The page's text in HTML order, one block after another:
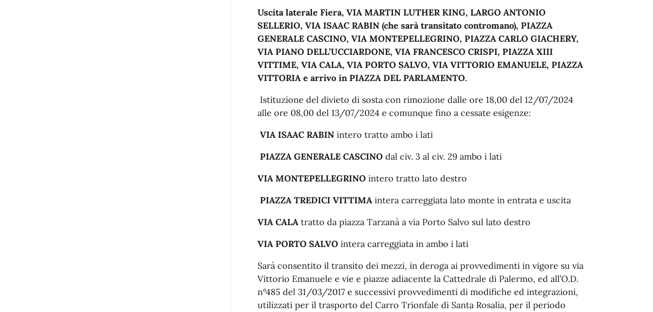
Uscita laterale Fiera, VIA MARTIN LUTHER KING, LARGO ANTONIO
SELLERIO, VIA ISAAC RABIN (che sarà transitato contromano), PIAZZA
GENERALE CASCINO, VIA MONTEPELLEGRINO, PIAZZA CARLO GIACHERY,
VIA PIANO DELL’UCCIARDONE, VIA FRANCESCO CRISPI, PIAZZA XIII
VITTIME, VIA CALA, VIA PORTO SALVO, VIA VITTORIO EMANUELE, PIAZZA
VITTORIA e arrivo in PIAZZA DEL PARLAMENTO.
Istituzione del divieto di sosta con rimozione dalle ore 18,00 del 12/07/2024
alle ore 08,00 del 13/07/2024 e comunque fino a cessate esigenze:
VIA ISAAC RABINintero tratto ambo i lati
PIAZZA GENERALE CASCINOdal civ. 3 al civ. 29 ambo i lati
VIA MONTEPELLEGRINOintero tratto lato destro
PIAZZA TREDICI VITTIMAintera carreggiata lato monte in entrata e uscita
VIA CALA tratto da piazza Tarzanà a via Porto Salvo sul lato destro
VIA PORTO SALVOintera carreggiata in ambo i lati
Sarà consentito il transito dei mezzi, in deroga ai provvedimenti in vigore su via
Vittorio Emanuele e vie e piazze adiacente la Cattedrale di Palermo, ed all’O.D.
n°485 del 31/03/2017 e successivi provvedimenti di modifiche ed integrazioni,
utilizzati per il trasporto del Carro Trionfale di Santa Rosalia, per il periodo